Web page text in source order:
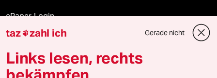
ePaper Login
Downloads für Abonnierende
taz zahl ich Gerade nicht
Links lesen, rechts